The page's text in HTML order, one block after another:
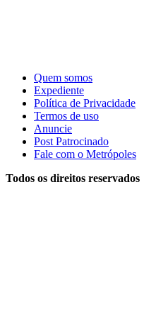
Quem somos
Expediente
Política de Privacidade
Termos de uso
Anuncie
Post Patrocinado
Fale com o Metrópoles
Todos os direitos reservados